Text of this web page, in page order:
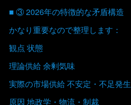
■ ③ 2026年の特徴的な矛盾構造
かなり重要なので整理します：
観点 状態
理論供給 余剰気味
実際の市場供給 不安定・不足発生
原因 地政学・物流・制裁